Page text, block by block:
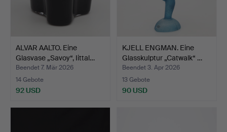
ALVAR AALTO. Eine
Glasvase „Savoy“, Iittal…
Beendet 7. Mär 2026
14 Gebote
92 USD
KJELL ENGMAN. Eine
Glasskulptur „Catwalk“ …
Beendet 3. Apr 2026
13 Gebote
90 USD